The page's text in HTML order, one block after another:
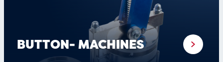
BUTTON- MACHINES